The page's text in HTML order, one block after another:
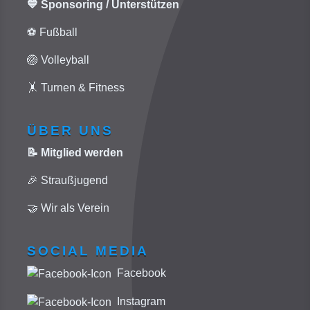
💙 Sponsoring / Unterstützen
⚽ Fußball
🏐 Volleyball
🤸 Turnen & Fitness
ÜBER UNS
📝 Mitglied werden
🎉 Straußjugend
🤝 Wir als Verein
SOCIAL MEDIA
Facebook
Instagram